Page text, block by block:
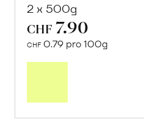
2 x 500g
CHF 7.90
CHF 0.79 pro 100g